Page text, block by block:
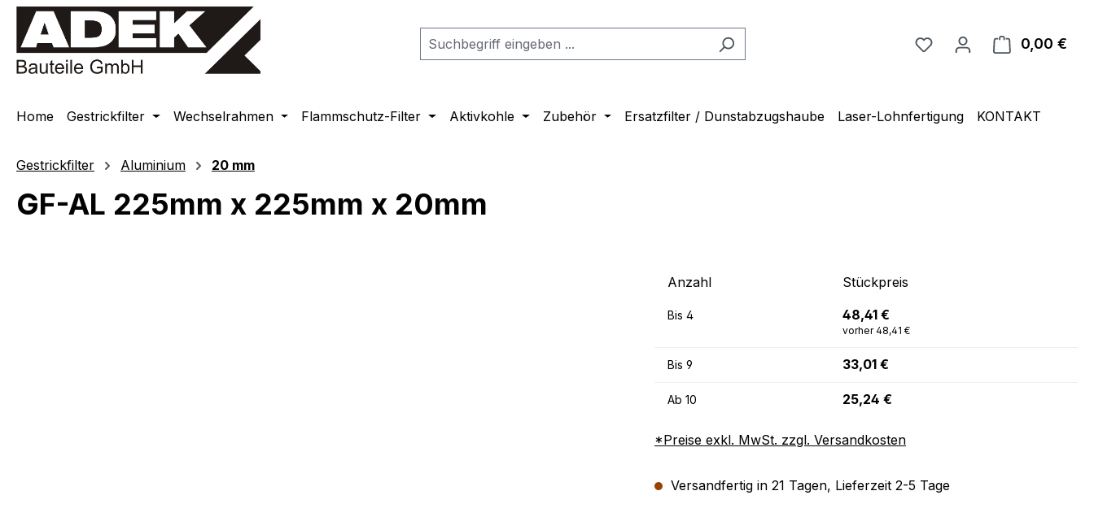
Zur Hauptnavigation springen
0,00 €
Home Gestrickfilter Wechselrahmen Flammschutz-Filter Aktivkohle Zubehör Ersatzfilter / Dunstabzugshaube Laser-Lohnfertigung KONTAKT
Gestrickfilter Aluminium 20 mm
GF-AL 225mm x 225mm x 20mm
Anzahl Stückpreis
Bis 4 48,41 €
vorher 48,41 €
Bis 9 33,01 €
Ab 10 25,24 €
*Preise exkl. MwSt. zzgl. Versandkosten
Versandfertig in 21 Tagen, Lieferzeit 2-5 Tage